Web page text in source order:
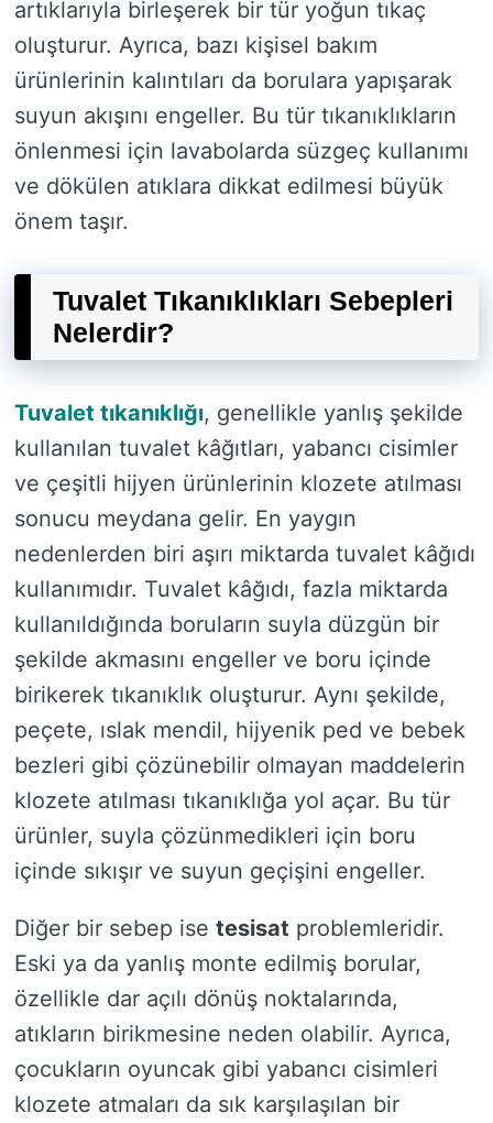
artıklarıyla birleşerek bir tür yoğun tıkaç
oluşturur. Ayrıca, bazı kişisel bakım
ürünlerinin kalıntıları da borulara yapışarak
suyun akışını engeller. Bu tür tıkanıklıkların
önlenmesi için lavabolarda süzgeç kullanımı
ve dökülen atıklara dikkat edilmesi büyük
önem taşır.
Tuvalet Tıkanıklıkları Sebepleri
Nelerdir?
Tuvalet tıkanıklığı, genellikle yanlış şekilde
kullanılan tuvalet kâğıtları, yabancı cisimler
ve çeşitli hijyen ürünlerinin klozete atılması
sonucu meydana gelir. En yaygın
nedenlerden biri aşırı miktarda tuvalet kâğıdı
kullanımıdır. Tuvalet kâğıdı, fazla miktarda
kullanıldığında boruların suyla düzgün bir
şekilde akmasını engeller ve boru içinde
birikerek tıkanıklık oluşturur. Aynı şekilde,
peçete, ıslak mendil, hijyenik ped ve bebek
bezleri gibi çözünebilir olmayan maddelerin
klozete atılması tıkanıklığa yol açar. Bu tür
ürünler, suyla çözünmedikleri için boru
içinde sıkışır ve suyun geçişini engeller.
Diğer bir sebep ise tesisat problemleridir.
Eski ya da yanlış monte edilmiş borular,
özellikle dar açılı dönüş noktalarında,
atıkların birikmesine neden olabilir. Ayrıca,
çocukların oyuncak gibi yabancı cisimleri
klozete atmaları da sık karşılaşılan bir